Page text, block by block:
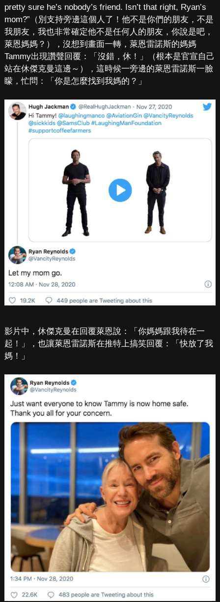
pretty sure he’s nobody’s friend. Isn’t that right, Ryan’s
mom?”（別支持旁邊這個人了！他不是你們的朋友，不是
我朋友，我也非常確定他不是任何人的朋友，你說是吧，
萊恩媽媽？），沒想到畫面一轉，萊恩雷諾斯的媽媽
Tammy出現讚聲回覆：「沒錯，休！」（根本是官宣自己
站在休傑克曼這邊～），這時候一旁邊的萊恩雷諾斯一臉
矇，忙問：「你是怎麼找到我媽的？」
影片中，休傑克曼在回覆萊恩說：「你媽媽跟我待在一
起！」，也讓萊恩雷諾斯在推特上搞笑回覆：「快放了我
媽！」